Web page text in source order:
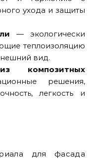
ухода и защиты
— экологически
теплоизоляцию
вид.
композитных
решения,
легкость и
для фасада